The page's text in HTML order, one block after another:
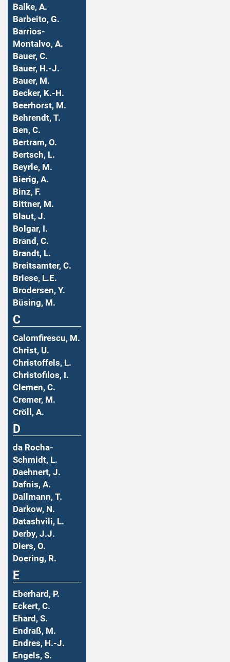
Balke, A.
Barbeito, G.
Barrios-
Montalvo, A.
Bauer, C.
Bauer, H.-J.
Bauer, M.
Becker, K.-H.
Beerhorst, M.
Behrendt, T.
Ben, C.
Bertram, O.
Bertsch, L.
Beyrle, M.
Bierig, A.
Binz, F.
Bittner, M.
Blaut, J.
Bolgar, I.
Brand, C.
Brandt, L.
Breitsamter, C.
Briese, L.E.
Brodersen, Y.
Büsing, M.
C
Calomfirescu, M.
Christ, U.
Christoffels, L.
Christofilos, I.
Clemen, C.
Cremer, M.
Cröll, A.
D
da Rocha-
Schmidt, L.
Daehnert, J.
Dafnis, A.
Dallmann, T.
Darkow, N.
Datashvili, L.
Derby, J.J.
Diers, O.
Doering, R.
E
Eberhard, P.
Eckert, C.
Ehard, S.
Endraß, M.
Endres, H.-J.
Engels, S.